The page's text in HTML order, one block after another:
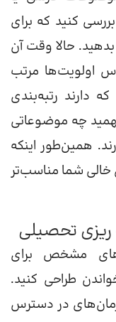
کنید که برای
حالا وقت آن
اولویت‌ها مرتب
دارند رتبه‌بندی
چه موضوعاتی
همین‌طور اینکه
خالی شما مناسب‌تر
ریزی تحصیلی
مشخص برای
طراحی کنید.
زمان‌های‌ در دسترس